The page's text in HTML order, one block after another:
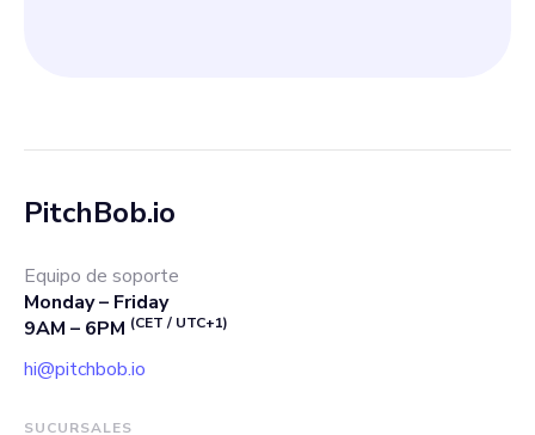
PitchBob.io
Equipo de soporte
Monday – Friday
9AM – 6PM (CET / UTC+1)
hi@pitchbob.io
SUCURSALES